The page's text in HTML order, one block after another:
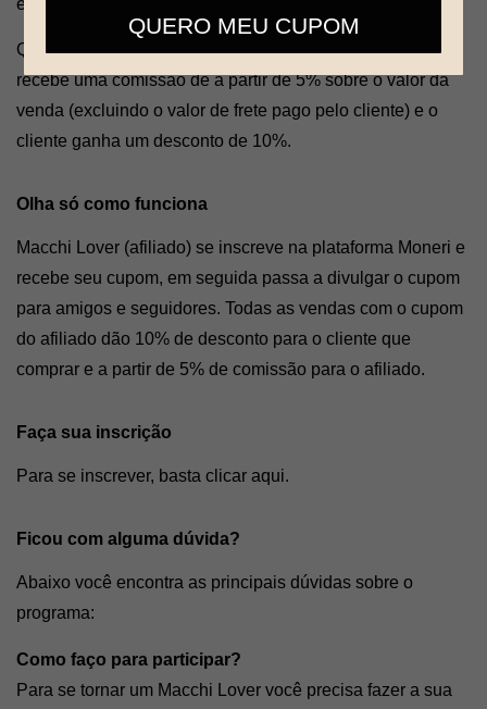
Quando alguém usa o seu cupom e faz uma compra, você
recebe uma comissão de a partir de 5% sobre o valor da
venda (excluindo o valor de frete pago pelo cliente) e o
cliente ganha um desconto de 10%.
Olha só como funciona
Macchi Lover (afiliado) se inscreve na plataforma Moneri e
recebe seu cupom, em seguida passa a divulgar o cupom
para amigos e seguidores. Todas as vendas com o cupom
do afiliado dão 10% de desconto para o cliente que
comprar e a partir de 5% de comissão para o afiliado.
Faça sua inscrição
Para se inscrever, basta clicar aqui.
Ficou com alguma dúvida?
Abaixo você encontra as principais dúvidas sobre o
programa:
Como faço para participar?
Para se tornar um Macchi Lover você precisa fazer a sua
telefone
QUERO MEU CUPOM